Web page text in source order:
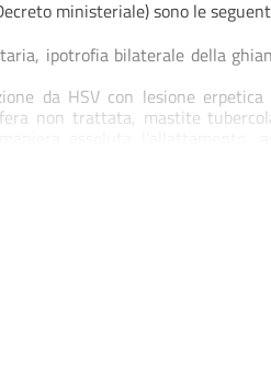
ministeriale) sono le
ipotrofia bilaterale della
da HSV con lesione
non trattata, mastite